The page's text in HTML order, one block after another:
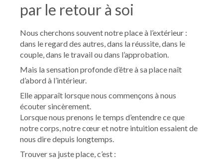
par le retour à soi
Nous cherchons souvent notre place à l’extérieur :
dans le regard des autres, dans la réussite, dans le
couple, dans le travail ou dans l’approbation.
Mais la sensation profonde d’être à sa place naît
d’abord à l’intérieur.
Elle apparaît lorsque nous commençons à nous
écouter sincèrement.
Lorsque nous prenons le temps d’entendre ce que
notre corps, notre cœur et notre intuition essaient de
nous dire depuis longtemps.
Trouver sa juste place, c’est :